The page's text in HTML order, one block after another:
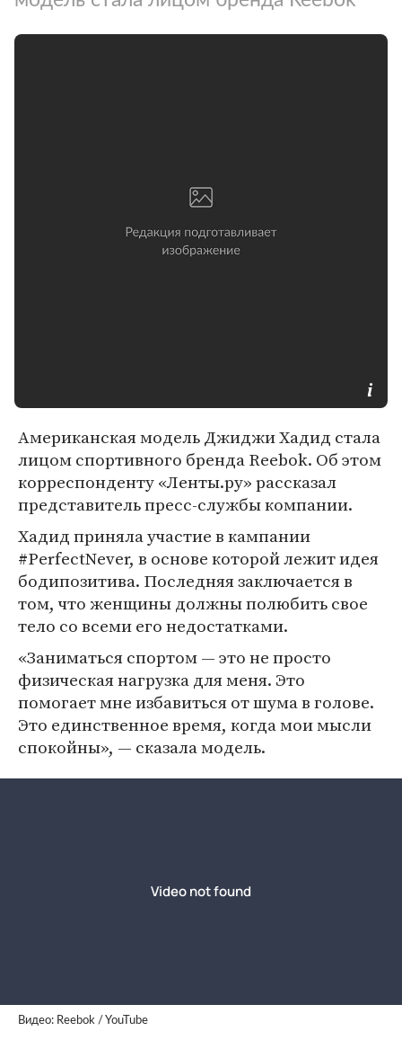
Американская модель Джиджи Хадид стала
лицом спортивного бренда Reebok. Об этом
корреспонденту «Ленты.ру» рассказал
представитель пресс-службы компании.
Хадид приняла участие в кампании
#PerfectNever, в основе которой лежит идея
бодипозитива. Последняя заключается в
том, что женщины должны полюбить свое
тело со всеми его недостатками.
«Заниматься спортом — это не просто
физическая нагрузка для меня. Это
помогает мне избавиться от шума в голове.
Это единственное время, когда мои мысли
спокойны», — сказала модель.
Видео: Reebok / YouTube